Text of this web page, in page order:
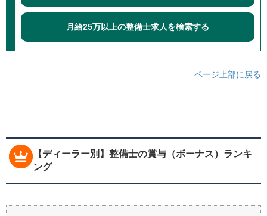
月給25万以上の整備士求人を検索する
ページ上部に戻る
【ディーラー別】整備士の賞与（ボーナス）ランキ
ング